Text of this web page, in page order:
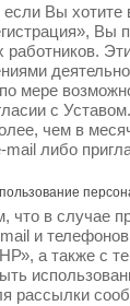
если Вы
Вы
мере
с
чем в
mail либо
что в случае
и
а также с
рассылки